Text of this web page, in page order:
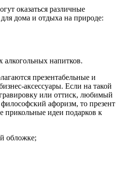
оказаться различные
дома и отдыха на природе:
алкогольных напитков.
презентабельные и
аксессуары. Если на такой
или оттиск, любимый
афоризм, то презент
прикольные идеи подарков к
обложке;